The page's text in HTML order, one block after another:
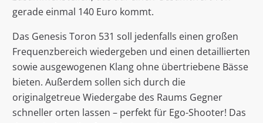
gerade einmal 140 Euro kommt.
Das Genesis Toron 531 soll jedenfalls einen großen
Frequenzbereich wiedergeben und einen detaillierten
sowie ausgewogenen Klang ohne übertriebene Bässe
bieten. Außerdem sollen sich durch die
originalgetreue Wiedergabe des Raums Gegner
schneller orten lassen – perfekt für Ego-Shooter! Das